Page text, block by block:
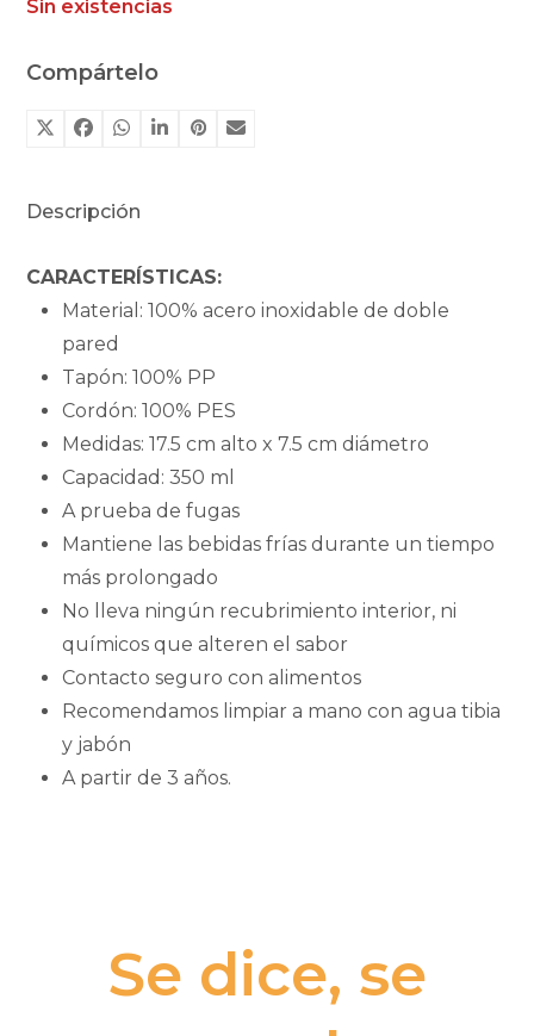
Sin existencias
Compártelo
Descripción
CARACTERÍSTICAS:
Material: 100% acero inoxidable de doble
pared
Tapón: 100% PP
Cordón: 100% PES
Medidas: 17.5 cm alto x 7.5 cm diámetro
Capacidad: 350 ml
A prueba de fugas
Mantiene las bebidas frías durante un tiempo
más prolongado
No lleva ningún recubrimiento interior, ni
químicos que alteren el sabor
Contacto seguro con alimentos
Recomendamos limpiar a mano con agua tibia
y jabón
A partir de 3 años.
Se dice, se